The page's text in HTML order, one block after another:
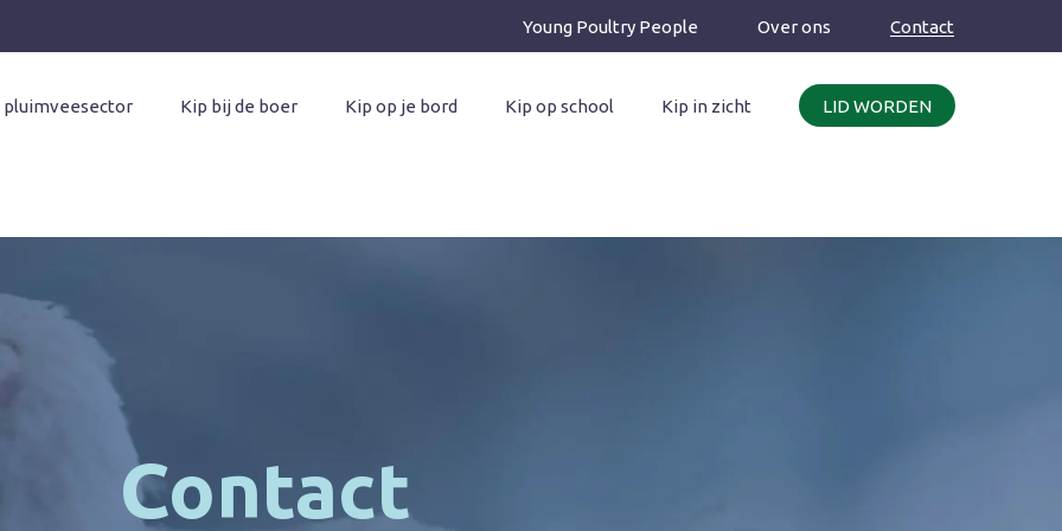
Young Poultry People Over ons Contact
pluimveesector Kip bij de boer Kip op je bord Kip op school Kip in zicht LID WORDEN
Contact